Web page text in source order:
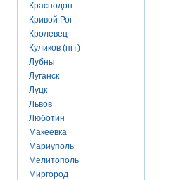
Краснодон
Кривой Рог
Кролевец
Куликов (пгт)
Лубны
Луганск
Луцк
Львов
Люботин
Макеевка
Мариуполь
Мелитополь
Миргород